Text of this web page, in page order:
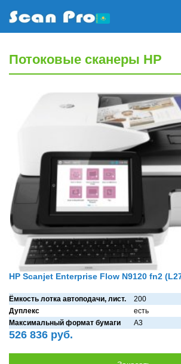
Потоковые сканеры HP
HP Scanjet Enterprise Flow N9120 fn2
Ёмкость лотка автоподачи, лист.
200
Дуплекс
есть
Максимальный формат бумаги
A3
526 836 руб.